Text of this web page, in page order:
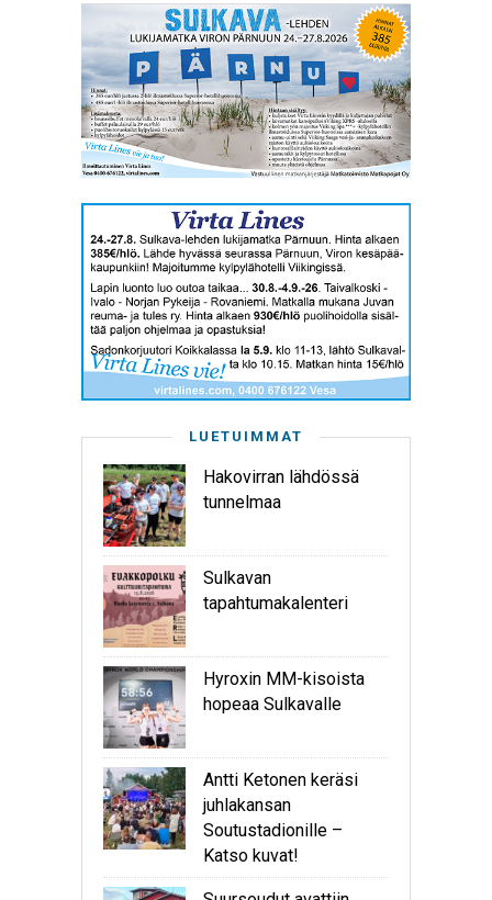
LUETUIMMAT
Hakovirran lähdössä
tunnelmaa
Sulkavan
tapahtumakalenteri
Hyroxin MM-kisoista
hopeaa Sulkavalle
Antti Ketonen keräsi
juhlakansan
Soutustadionille –
Katso kuvat!